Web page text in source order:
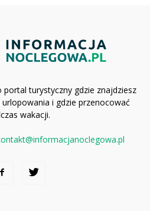
turystyczny gdzie znajdziesz
i gdzie przenocować
wakacji.